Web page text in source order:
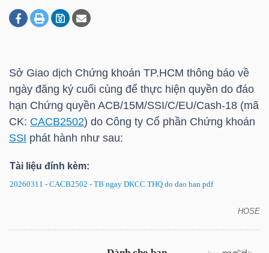
Sở Giao dịch Chứng khoán TP.HCM thông báo về
ngày đăng ký cuối cùng để thực hiện quyền do đáo
hạn Chứng quyền ACB/15M/SSI/C/EU/Cash-18 (mã
CK: CACB2502) do Công ty Cổ phần Chứng khoán
SSI phát hành như sau:
Tài liệu đính kèm:
20260311 - CACB2502 - TB ngay DKCC THQ do dao han.pdf
HOSE
DOANH
BẤT
SẢN
TÀI